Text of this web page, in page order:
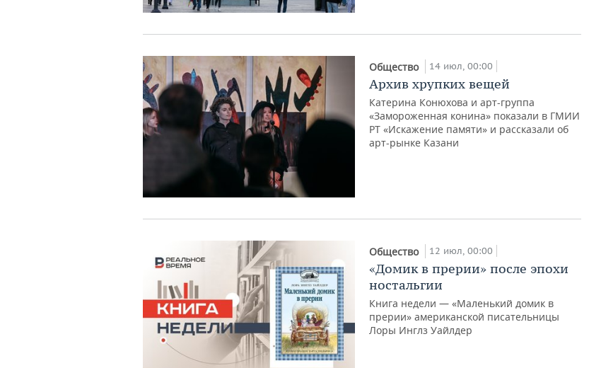
Общество 14 июл, 00:00
Архив хрупких вещей
Катерина Конюхова и арт-группа
«Замороженная конина» показали в ГМИИ
РТ «Искажение памяти» и рассказали об
арт-рынке Казани
Общество 12 июл, 00:00
«Домик в прерии» после эпохи
ностальгии
Книга недели — «Маленький домик в
прерии» американской писательницы
Лоры Инглз Уайлдер